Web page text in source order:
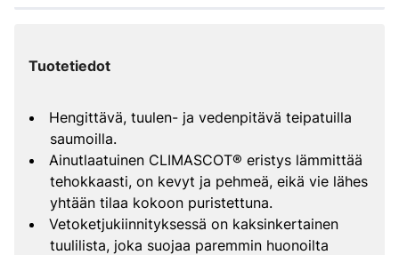
Tuotetiedot
Hengittävä, tuulen- ja vedenpitävä teipatuilla
saumoilla.
Ainutlaatuinen CLIMASCOT® eristys lämmittää
tehokkaasti, on kevyt ja pehmeä, eikä vie lähes
yhtään tilaa kokoon puristettuna.
Vetoketjukiinnityksessä on kaksinkertainen
tuulilista, joka suojaa paremmin huonoilta